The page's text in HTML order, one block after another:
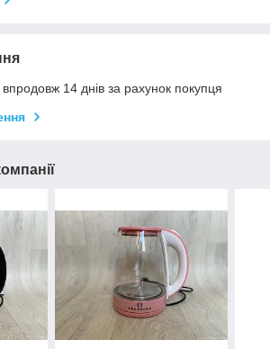
14 днів за рахунок покупця